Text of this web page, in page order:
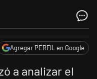
Agregar PERFIL en Google
a analizar el